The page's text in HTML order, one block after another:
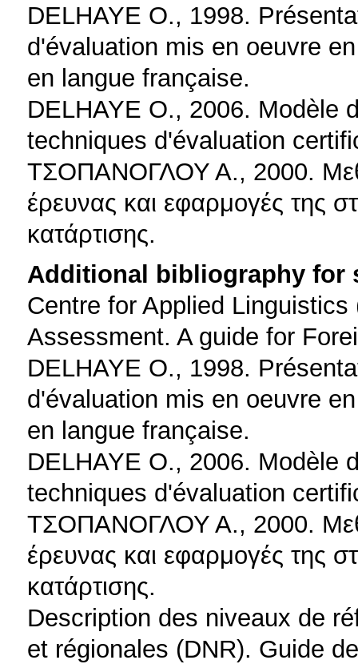
DELHAYE O., 1998.
d'évaluation mis en oeuvre
en langue française.
DELHAYE O., 2006. Modèle
techniques d'évaluation
ΤΣΟΠΑΝΟΓΛΟΥ Α., 2000.
έρευνας και εφαρμογές της
κατάρτισης.
Additional bibliography for
Centre for Applied
Assessment. A guide for
DELHAYE O., 1998.
d'évaluation mis en oeuvre
en langue française.
DELHAYE O., 2006. Modèle
techniques d'évaluation
ΤΣΟΠΑΝΟΓΛΟΥ Α., 2000.
έρευνας και εφαρμογές της
κατάρτισης.
Description des niveaux de
et régionales (DNR). Guide